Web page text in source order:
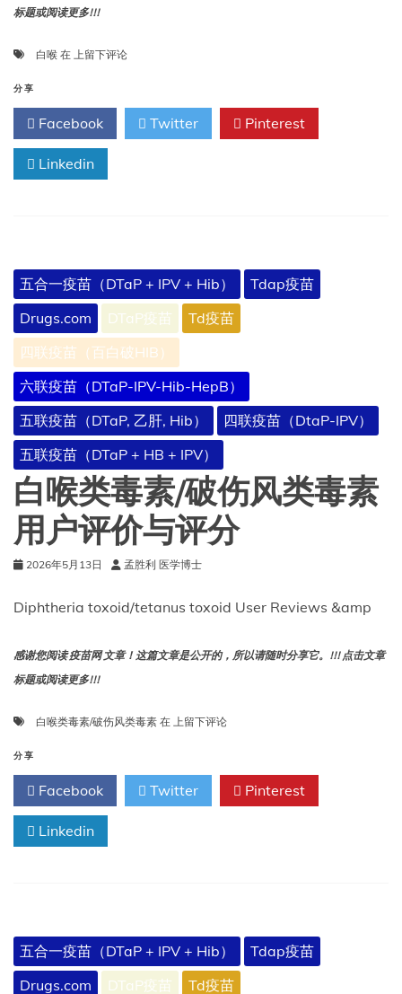
标题或阅读更多!!!
白喉 在 白
版
免
疫
手
册
上留下评论
分享
Facebook Twitter Pinterest
Linkedin
五合一疫苗（DTaP + IPV + Hib）
Tdap疫苗
Drugs.com
DTaP疫苗
Td疫苗
四联疫苗（百白破HIB）
六联疫苗（DTaP-IPV-Hib-HepB）
五联疫苗（DTaP, 乙肝, Hib）
四联疫苗（DtaP-IPV）
五联疫苗（DTaP + HB + IPV）
白喉类毒素/破伤风类毒素
用户评价与评分
2026年5月13日 孟胜利 医学博士
Diphtheria toxoid/tetanus toxoid User Reviews &amp
感谢您阅读 疫苗网 文章！这篇文章是公开的，所以请随时分享它。!!! 点击文章
标题或阅读更多!!!
白喉类毒素/破伤风类毒素 在 白
毒
素/
破
户
评
价
上留下评论
分享
Facebook Twitter Pinterest
Linkedin
五合一疫苗（DTaP + IPV + Hib）
Tdap疫苗
Drugs.com
DTaP疫苗 Td疫苗